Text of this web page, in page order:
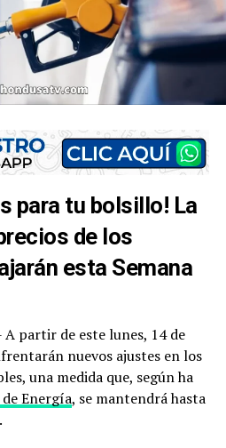
para tu bolsillo! La
de los
esta Semana
partir de este lunes, 14 de
nuevos ajustes en los
una medida que, según ha
Energía, se mantendrá hasta